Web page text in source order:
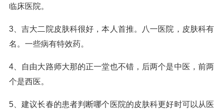
临床医院。
3、吉大二院皮肤科很好，本人首推。八一医院，皮肤科有
名。一些病有特效药。
4、自由大路师大那的正一堂也不错，后两个是中医，前两
个是西医。
5、建议长春的患者判断哪个医院的皮肤科更好时可以从医